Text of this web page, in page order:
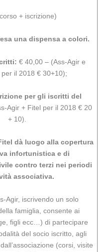
+ iscrizione)
una dispensa a colori.
€ 40,00 – (Ass-Agir e
il 2018 € 30+10);
per gli iscritti del
Agir + Fitel per il 2018 € 20
+ 10).
dà luogo alla copertura
infortunistica e di
contro terzi nei periodi
associativa.
Agir, iscrivendo un solo
famiglia, consente ai
figli ecc…) di partecipare
del socio iscritto, agli
(corsi, visite